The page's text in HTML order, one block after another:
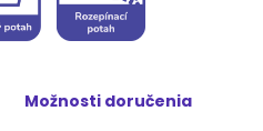
Možnosti doručenia